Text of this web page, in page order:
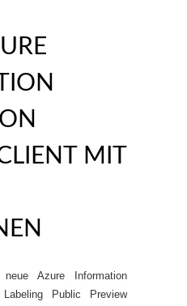
MIT
Azure Information
Public Preview